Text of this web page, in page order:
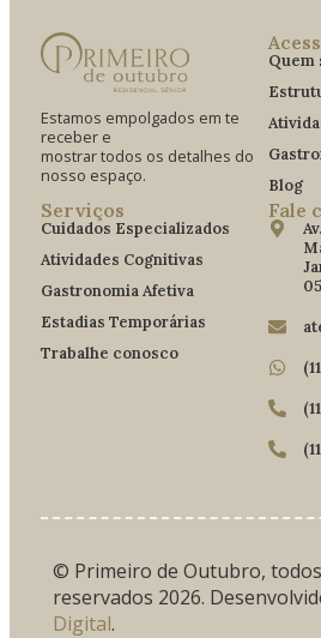
Estamos empolgados em te
receber e
mostrar todos os detalhes do
nosso espaço.
Quem
Blog
Serviços
Cuidados Especializados
Atividades Cognitivas
Gastronomia Afetiva
Estadias Temporárias
Trabalhe conosco
Fale
© Primeiro de Outubro,
reservados 2026.
Digital.